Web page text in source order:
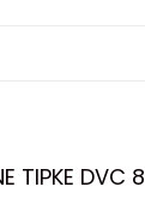
TIPKE